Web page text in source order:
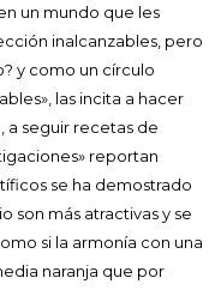
un mundo que les
inalcanzables, pero
y como un círculo
las incita a hacer
a seguir recetas de
reportan
se ha demostrado
son más atractivas y se
si la armonía con una
naranja que por